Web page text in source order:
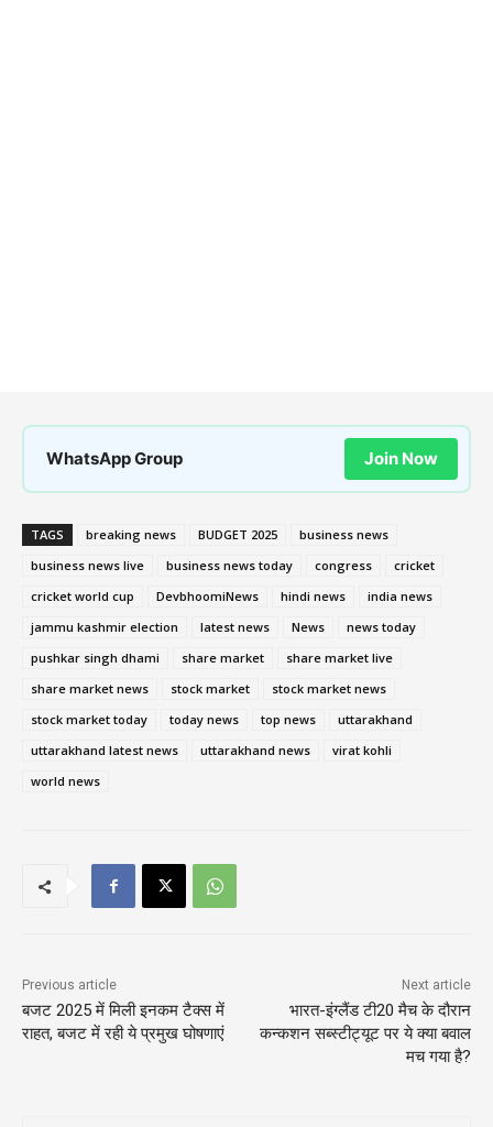
WhatsApp Group Join Now
TAGS breaking news BUDGET 2025
business news
business news live
business news today congress
cricket
cricket world cup
DevbhoomiNews hindi news
india news
jammu kashmir election
latest news News
news today
pushkar singh dhami
share market
share market live
share market news
stock market
stock market news
stock market today
today news top news
uttarakhand
uttarakhand latest news
uttarakhand news
virat kohli
world news
Previous article
बजट 2025 में मिली इनकम टैक्स में
राहत, बजट में रही ये प्रमुख घोषणाएं
Next article
भारत-इंग्लैंड टी20 मैच के दौरान
कन्कशन सब्स्टीट्यूट पर ये क्या बवाल
मच गया है?